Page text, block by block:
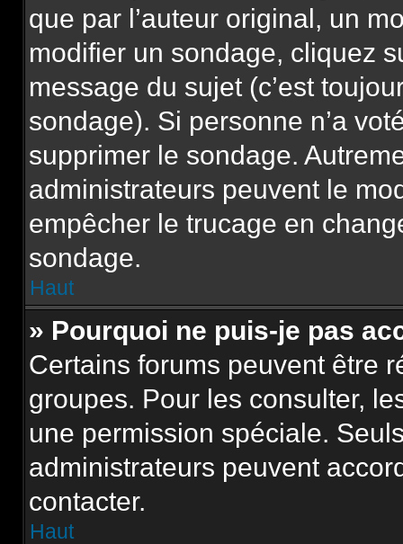
que par l’auteur original, un
modifier un sondage, cliquez
message du sujet (c’est
sondage). Si personne n’a
supprimer le sondage.
administrateurs peuvent le
empêcher le trucage en
sondage.
Haut
» Pourquoi ne puis-je pas
Certains forums peuvent être
groupes. Pour les consulter,
une permission spéciale.
administrateurs peuvent
contacter.
Haut